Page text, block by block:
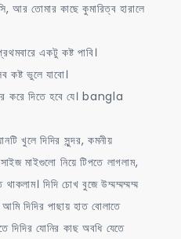
আর তোমার কাছে কুমারিত্ব হারালে
একটু কষ্ট পাবি।
কষ্ট ভুলে যাবো।
করে দিতে হবে যে। bangla
খুলে দিদির সুন্দর, কমনীয়
মাইগুলো নিয়ে টিপতে লাগলাম,
দিদি চোখ বুজে উম্মম্মম্মম্ম
দিদির পাছায় হাত বোলাতে
দিদির যোনির কাছ অবধি যেতে